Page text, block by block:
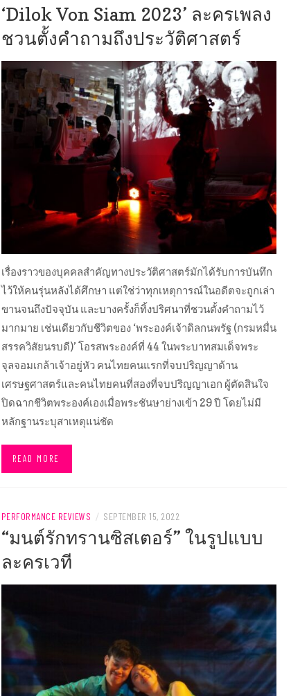
‘Dilok Von Siam 2023’ ละครเพลง
ชวนตั้งคำถามถึงประวัติศาสตร์
เรื่องราวของบุคคลสำคัญทางประวัติศาสตร์มักได้รับการบันทึก
ไว้ให้คนรุ่นหลังได้ศึกษา แต่ใช่ว่าทุกเหตุการณ์ในอดีตจะถูกเล่า
ขานจนถึงปัจจุบัน และบางครั้งก็ทิ้งปริศนาที่ชวนตั้งคำถามไว้
มากมาย เช่นเดียวกับชีวิตของ ‘พระองค์เจ้าดิลกนพรัฐ (กรมหมื่น
สรรควิสัยนรบดี)’ โอรสพระองค์ที่ 44 ในพระบาทสมเด็จพระ
จุลจอมเกล้าเจ้าอยู่หัว คนไทยคนแรกที่จบปริญญาด้าน
เศรษฐศาสตร์และคนไทยคนที่สองที่จบปริญญาเอก ผู้ตัดสินใจ
ปิดฉากชีวิตพระองค์เองเมื่อพระชันษาย่างเข้า 29 ปี โดยไม่มี
หลักฐานระบุสาเหตุแน่ชัด
READ MORE
PERFORMANCE REVIEWS / SEPTEMBER 15, 2022
“มนต์รักทรานซิสเตอร์” ในรูปแบบ
ละครเวที